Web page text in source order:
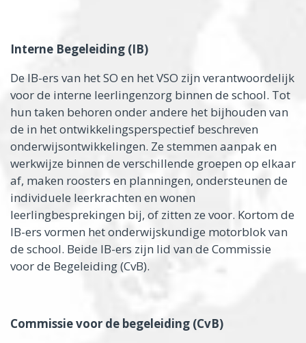
Interne Begeleiding (IB)
De IB-ers van het SO en het VSO zijn verantwoordelijk
voor de interne leerlingenzorg binnen de school. Tot
hun taken behoren onder andere het bijhouden van
de in het ontwikkelingsperspectief beschreven
onderwijsontwikkelingen. Ze stemmen aanpak en
werkwijze binnen de verschillende groepen op elkaar
af, maken roosters en planningen, ondersteunen de
individuele leerkrachten en wonen
leerlingbesprekingen bij, of zitten ze voor. Kortom de
IB-ers vormen het onderwijskundige motorblok van
de school. Beide IB-ers zijn lid van de Commissie
voor de Begeleiding (CvB).
Commissie voor de begeleiding (CvB)